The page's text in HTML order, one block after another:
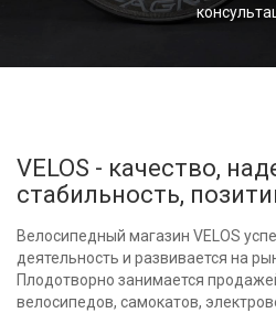
VELOS - качество,
стабильность,
Велосипедный магазин VELOS
деятельность и развивается на
Плодотворно занимается
велосипедов, самокатов,